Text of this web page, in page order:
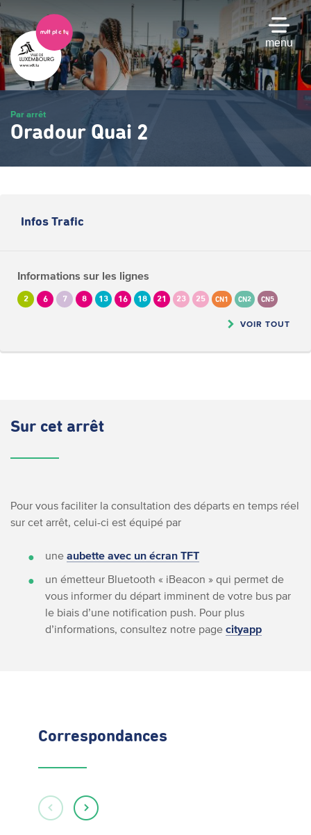
Passer
au
contenu
principal
menu
Par arrêt
Oradour Quai 2
Infos Trafic
Informations sur les lignes
2 6 7 8 13 16 18 21 23 25 CN1 CN2 CN5
VOIR TOUT
Sur cet arrêt
Pour vous faciliter la consultation des départs en temps réel
sur cet arrêt, celui-ci est équipé par
une aubette avec un écran TFT
un émetteur Bluetooth « iBeacon » qui permet de
vous informer du départ imminent de votre bus par
le biais d’une notification push. Pour plus
d’informations, consultez notre page cityapp
Correspondances